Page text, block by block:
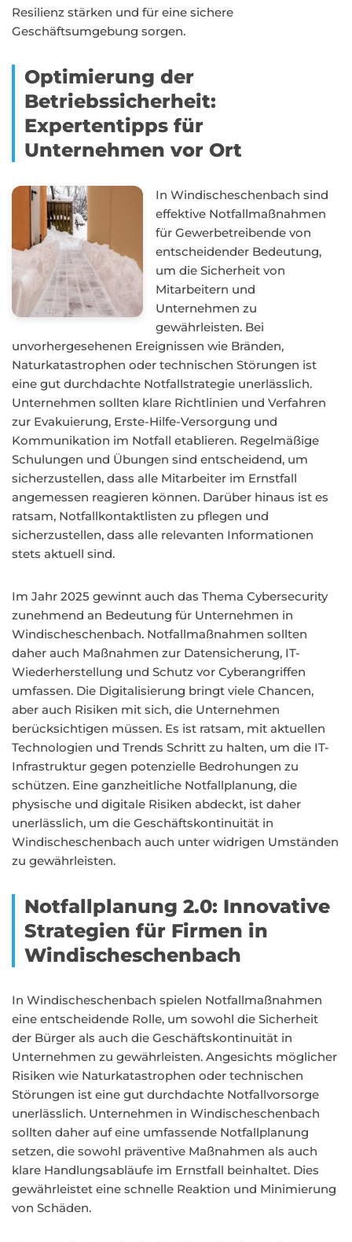
Resilienz stärken und für eine sichere
Geschäftsumgebung sorgen.
Optimierung der
Betriebssicherheit:
Expertentipps für
Unternehmen vor Ort
In Windischeschenbach sind
effektive Notfallmaßnahmen
für Gewerbetreibende von
entscheidender Bedeutung,
um die Sicherheit von
Mitarbeitern und
Unternehmen zu
gewährleisten. Bei
unvorhergesehenen Ereignissen wie Bränden,
Naturkatastrophen oder technischen Störungen ist
eine gut durchdachte Notfallstrategie unerlässlich.
Unternehmen sollten klare Richtlinien und Verfahren
zur Evakuierung, Erste-Hilfe-Versorgung und
Kommunikation im Notfall etablieren. Regelmäßige
Schulungen und Übungen sind entscheidend, um
sicherzustellen, dass alle Mitarbeiter im Ernstfall
angemessen reagieren können. Darüber hinaus ist es
ratsam, Notfallkontaktlisten zu pflegen und
sicherzustellen, dass alle relevanten Informationen
stets aktuell sind.
Im Jahr 2025 gewinnt auch das Thema Cybersecurity
zunehmend an Bedeutung für Unternehmen in
Windischeschenbach. Notfallmaßnahmen sollten
daher auch Maßnahmen zur Datensicherung, IT-
Wiederherstellung und Schutz vor Cyberangriffen
umfassen. Die Digitalisierung bringt viele Chancen,
aber auch Risiken mit sich, die Unternehmen
berücksichtigen müssen. Es ist ratsam, mit aktuellen
Technologien und Trends Schritt zu halten, um die IT-
Infrastruktur gegen potenzielle Bedrohungen zu
schützen. Eine ganzheitliche Notfallplanung, die
physische und digitale Risiken abdeckt, ist daher
unerlässlich, um die Geschäftskontinuität in
Windischeschenbach auch unter widrigen Umständen
zu gewährleisten.
Notfallplanung 2.0: Innovative
Strategien für Firmen in
Windischeschenbach
In Windischeschenbach spielen Notfallmaßnahmen
eine entscheidende Rolle, um sowohl die Sicherheit
der Bürger als auch die Geschäftskontinuität in
Unternehmen zu gewährleisten. Angesichts möglicher
Risiken wie Naturkatastrophen oder technischen
Störungen ist eine gut durchdachte Notfallvorsorge
unerlässlich. Unternehmen in Windischeschenbach
sollten daher auf eine umfassende Notfallplanung
setzen, die sowohl präventive Maßnahmen als auch
klare Handlungsabläufe im Ernstfall beinhaltet. Dies
gewährleistet eine schnelle Reaktion und Minimierung
von Schäden.